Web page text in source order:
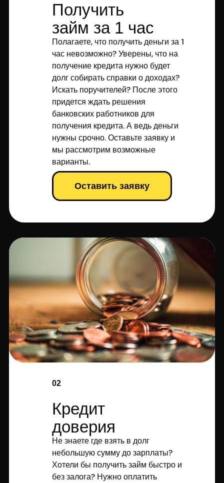
Получить
займ за 1 час
Полагаете, что получить деньги за 1
час невозможно? Уверены, что на
получение кредита нужно будет
долг собирать справки о доходах?
Искать поручителей? После этого
придется ждать решения
банковских работников для
получения кредита. А ведь деньги
нужны срочно. Оставьте заявку и
мы рассмотрим возможные
варианты.
Оставить заявку
02
Кредит
доверия
Не знаете где взять в долг
небольшую сумму до зарплаты?
Хотели бы получить займ быстро и
без залога? Нужно оплатить